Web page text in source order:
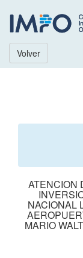
Volver
ATENCION
NACIONAL
MARIO